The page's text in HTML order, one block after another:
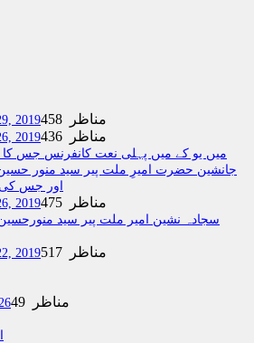
2019 458 مناظر
2019 436 مناظر
جانشین حضرت امیرِ ملت پیر سید منور
اور جس
2019 475 مناظر
سجادہ نشین امیر ملت پیر سید
2019 517 مناظر
49 مناظر